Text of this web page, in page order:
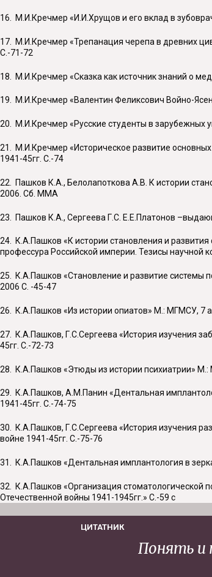
16. М.И.Кречмер «И.И.Хрущов и его вклад в
17. М.И.Кречмер «Трепанация черепа в древних
С.-71-72
18. М.И.Кречмер «Сказка как источник знаний о
19. М.И.Кречмер «Валентин Феликсович Войно-
20. М.И.Кречмер «Русские студенты в зарубежных
21. М.И.Кречмер «Историческое развитие
1941-45гг. С.-74
22. Пашков К.А., Белолапоткова А.В. К истории
2006. Сб. ММА
23. Пашков К.А., Сергеева Г.С. Е.Е.Платонов
24. К.А.Пашков «К истории становления и
профессура Российской империи. Тезисы научной
25. К.А.Пашков «Становление и развитие системы
2006 С. -45-47
26. К.А.Пашков «Из истории опиатов» М.: МГМСУ, 7
27. К.А.Пашков, Г.С.Сергеева «История изучения
45гг. С.-72-73
28. К.А.Пашков «Этюды из истории психиатрии»
29. К.А.Пашков, А.М.Панин «Дентальная
1941-45гг. С.-74-75
30. К.А.Пашков, Г.С.Сергеева «История изучения
войне 1941-45гг. С.-75-76
31. К.А.Пашков «Дентальная имплантология в
32. К.А.Пашков «Организация
Отечественной войны 1941-1945гг.» С.-59 с
ЦИТАТНИК
Понять и